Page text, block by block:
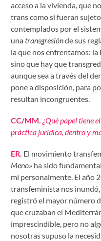
acceso a la vivienda, que
trans como si fueran
contemplados por el
unatransgresiónde sus
la que nos enfrentamos:
sino que hay que
aunque sea a través del
pone a disposición, para
resultan incongruentes.
CC/MM.¿Qué papel tiene
práctica jurídica, dentro y
ER. El movimiento
Meno» ha sido
mí personalmente. El año
transfeminista nos
registró el mayor número
que cruzaban el
imprescindible, pero no
nosotras supuso la